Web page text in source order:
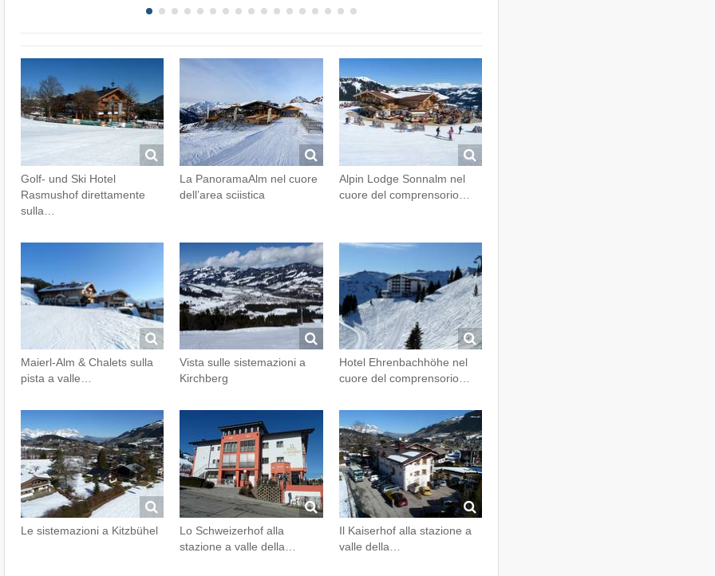
Golf- und Ski Hotel
Rasmushof direttamente
sulla…
La PanoramaAlm nel cuore
dell’area sciistica
Alpin Lodge Sonnalm nel
cuore del comprensorio…
Maierl-Alm & Chalets sulla
pista a valle…
Vista sulle sistemazioni a
Kirchberg
Hotel Ehrenbachhöhe nel
cuore del comprensorio…
Le sistemazioni a Kitzbühel
Lo Schweizerhof alla
stazione a valle della…
Il Kaiserhof alla stazione a
valle della…